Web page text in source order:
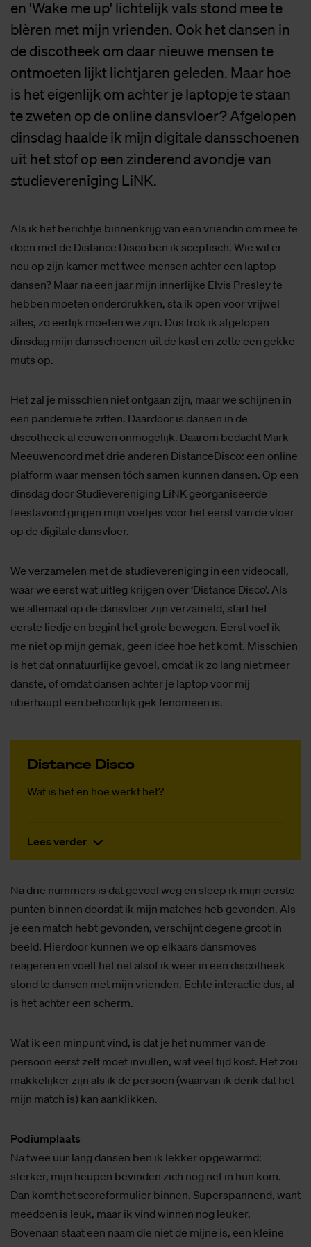
en 'Wake me up' lichtelijk vals stond mee te
blèren met mijn vrienden. Ook het dansen in
de discotheek om daar nieuwe mensen te
ontmoeten lijkt lichtjaren geleden. Maar hoe
is het eigenlijk om achter je laptopje te staan
te zweten op de online dansvloer? Afgelopen
dinsdag haalde ik mijn digitale dansschoenen
uit het stof op een zinderend avondje van
studievereniging LiNK.
Als ik het berichtje binnenkrijg van een vriendin om mee te
doen met de Distance Disco ben ik sceptisch. Wie wil er
nou op zijn kamer met twee mensen achter een laptop
dansen? Maar na een jaar mijn innerlijke Elvis Presley te
hebben moeten onderdrukken, sta ik open voor vrijwel
alles, zo eerlijk moeten we zijn. Dus trok ik afgelopen
dinsdag mijn dansschoenen uit de kast en zette een gekke
muts op.
Het zal je misschien niet ontgaan zijn, maar we schijnen in
een pandemie te zitten. Daardoor is dansen in de
discotheek al eeuwen onmogelijk. Daarom bedacht Mark
Meeuwenoord met drie anderen DistanceDisco: een online
platform waar mensen tóch samen kunnen dansen. Op een
dinsdag door Studievereniging LiNK georganiseerde
feestavond gingen mijn voetjes voor het eerst van de vloer
op de digitale dansvloer.
We verzamelen met de studievereniging in een videocall,
waar we eerst wat uitleg krijgen over ‘Distance Disco’. Als
we allemaal op de dansvloer zijn verzameld, start het
eerste liedje en begint het grote bewegen. Eerst voel ik
me niet op mijn gemak, geen idee hoe het komt. Misschien
is het dat onnatuurlijke gevoel, omdat ik zo lang niet meer
danste, of omdat dansen achter je laptop voor mij
überhaupt een behoorlijk gek fenomeen is.
Dis­tan­ce Dis­co
Wat is het en hoe werkt het?
Lees verder
Na drie nummers is dat gevoel weg en sleep ik mijn eerste
punten binnen doordat ik mijn matches heb gevonden. Als
je een match hebt gevonden, verschijnt degene groot in
beeld. Hierdoor kunnen we op elkaars dansmoves
reageren en voelt het net alsof ik weer in een discotheek
stond te dansen met mijn vrienden. Echte interactie dus, al
is het achter een scherm.
Wat ik een minpunt vind, is dat je het nummer van de
persoon eerst zelf moet invullen, wat veel tijd kost. Het zou
makkelijker zijn als ik de persoon (waarvan ik denk dat het
mijn match is) kan aanklikken.
Podiumplaats
Na twee uur lang dansen ben ik lekker opgewarmd:
sterker, mijn heupen bevinden zich nog net in hun kom.
Dan komt het scoreformulier binnen. Superspannend, want
meedoen is leuk, maar ik vind winnen nog leuker.
Bovenaan staat een naam die niet de mijne is, een kleine